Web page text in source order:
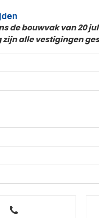
de bouwvak van 20
zijn alle vestigingen